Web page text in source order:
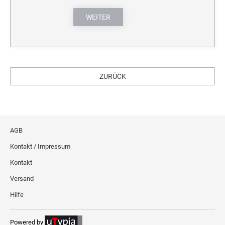
WEITER
ZURÜCK
AGB
Kontakt / Impressum
Kontakt
Versand
Hilfe
Powered by